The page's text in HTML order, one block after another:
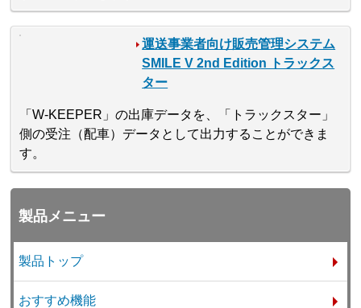
運送事業者向け販売管理システム
SMILE V 2nd Edition トラックス
ター
「W-KEEPER」の出庫データを、「トラックスター」
側の受注（配車）データとして出力することができま
す。
製品メニュー
製品トップ
おすすめ機能